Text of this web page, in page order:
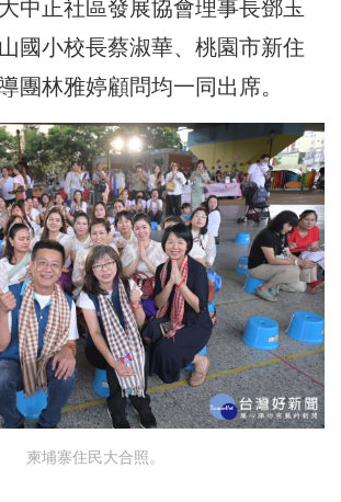
中正社區發展協會理事長鄧玉
國小校長蔡淑華、桃園市新住
團林雅婷顧問均一同出席。
柬埔寨住民大合照。